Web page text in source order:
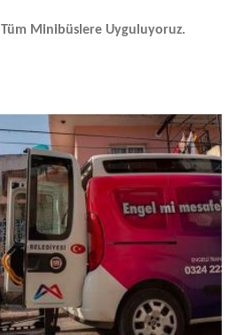
Tüm Minibüslere Uyguluyoruz.